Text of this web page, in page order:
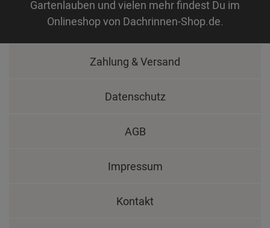
Gartenlauben und vielen mehr findest Du im
Onlineshop von Dachrinnen-Shop.de.
Zahlung & Versand
Datenschutz
AGB
Impressum
Kontakt